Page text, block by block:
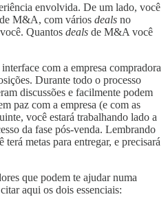
envolvida. De um lado, você
M&A, com vários deals no
Quantos deals de M&A você
com a empresa compradora
Durante todo o processo
discussões e facilmente podem
paz com a empresa (e com as
você estará trabalhando lado a
da fase pós-venda. Lembrando
metas para entregar, e precisará
que podem te ajudar numa
aqui os dois essenciais: